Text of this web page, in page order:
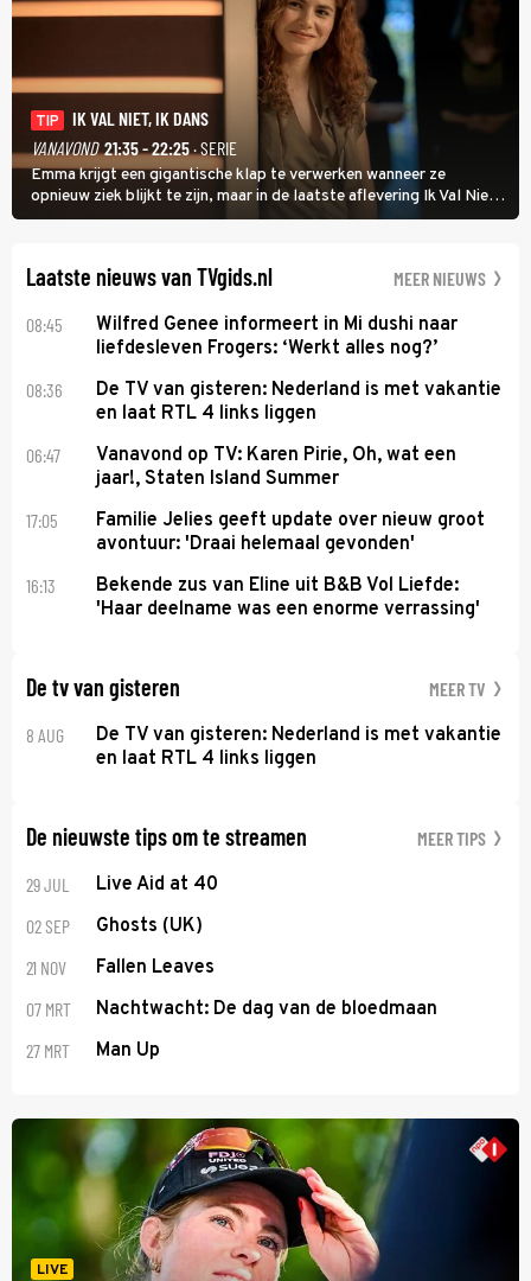
TIP
IK VAL NIET, IK DANS
VANAVOND 21:35 - 22:25· SERIE
Emma krijgt een gigantische klap te verwerken wanneer ze
opnieuw ziek blijkt te zijn, maar in de laatste aflevering Ik Val Niet,
Ik Dans laat ze zien dat ze niet van plan is op te geven, zelfs als ze
Laatste nieuws van TVgids.nl MEER NIEUWS
08:45
Wilfred Genee informeert in Mi dushi naar
liefdesleven Frogers: ‘Werkt alles nog?’
08:36
De TV van gisteren: Nederland is met vakantie
en laat RTL 4 links liggen
06:47
Vanavond op TV: Karen Pirie, Oh, wat een
jaar!, Staten Island Summer
17:05
Familie Jelies geeft update over nieuw groot
avontuur: 'Draai helemaal gevonden'
16:13
Bekende zus van Eline uit B&B Vol Liefde:
'Haar deelname was een enorme verrassing'
De tv van gisteren MEER TV
8 AUG
De TV van gisteren: Nederland is met vakantie
en laat RTL 4 links liggen
De nieuwste tips om te streamen MEER TIPS
29 JUL Live Aid at 40
02 SEP Ghosts (UK)
21 NOV Fallen Leaves
07 MRT Nachtwacht: De dag van de bloedmaan
27 MRT Man Up
LIVE